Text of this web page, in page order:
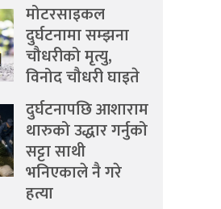
मोटरसाइकल
दुर्घटनामा सम्झना
चौधरीको मृत्यु,
विनोद चौधरी घाइते
दुर्घटनापछि आशाराम
थारुको उद्धार गर्नुको
सट्टा साथी
भनिएकाले नै गरे
हत्या